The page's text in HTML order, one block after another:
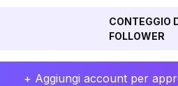
CONTEGGIO
FOLLOWER
+ Aggiungi account per